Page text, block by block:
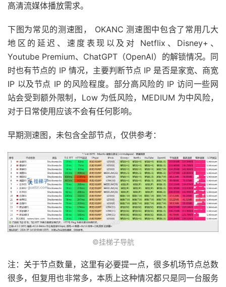
高清流媒体播放需求。
下图为常见的测速图， OKANC 测速图中包含了常用几大
地区的延迟、速度表现以及对 Netflix、Disney+、
Youtube Premium、ChatGPT（OpenAI）的解锁情况。同
时也有节点的 IP 情况，主要判断节点 IP 是否是家宽、商宽
IP 以及节点 IP 的风险程度。部分高风险的 IP 访问一些网
站会受到额外限制，Low 为低风险，MEDIUM 为中风险，
对于日常使用应该不会有任何影响。
早期测速图，未包含全部节点，仅供参考：
©挂梯子导航
注：关于节点数量，这里有必要提一点，很多机场节点总数
很多，但复用也非常多，本质上这种情况都只是同一台服务